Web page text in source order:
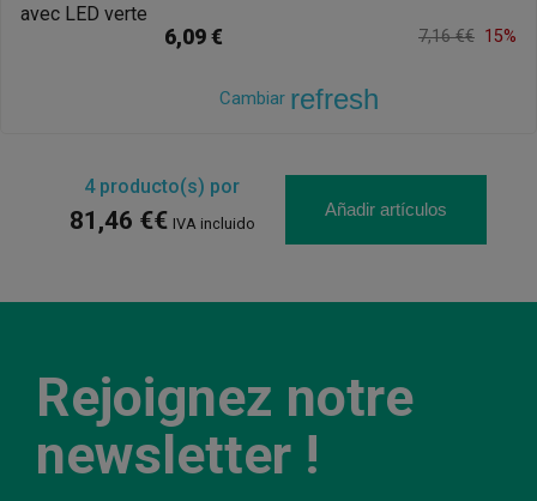
6,09 € 7,16 €€ 15%
Cambiar refresh
4producto(s) por
81,46 €€ IVA incluido
Añadir artículos
Rejoignez notre
newsletter !